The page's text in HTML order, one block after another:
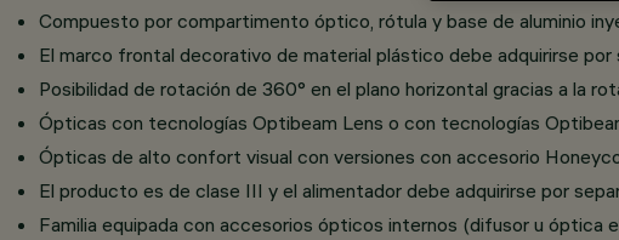
Compuesto por compartimento óptico, rótula y base de aluminio
El marco frontal decorativo de material plástico debe adquirirse por
Posibilidad de rotación de 360° en el plano horizontal gracias a la
Ópticas con tecnologías Optibeam Lens o con tecnologías
Ópticas de alto confort visual con versiones con accesorio
El producto es de clase III y el alimentador debe adquirirse por
Familia equipada con accesorios ópticos internos (difusor u óptica